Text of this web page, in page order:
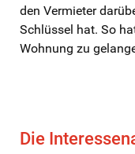
den Vermieter
Schlüssel hat. So
Wohnung zu
Die